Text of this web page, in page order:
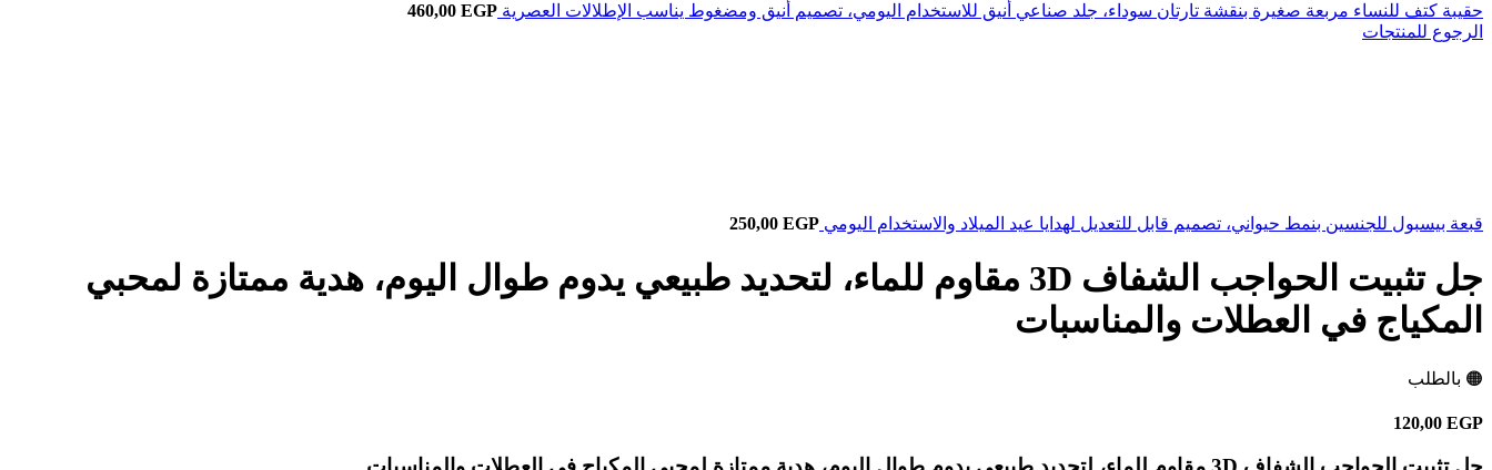
حقيبة كتف للنساء مربعة صغيرة بنقشة تارتان سوداء، جلد صناعي أنيق للاستخدام اليومي، تصميم أنيق ومضغوط يناسب الإطلالات العصرية 460,00 EGP
الرجوع للمنتجات
قبعة بيسبول للجنسين بنمط حيواني، تصميم قابل للتعديل لهدايا عيد الميلاد والاستخدام اليومي 250,00 EGP
جل تثبيت الحواجب الشفاف 3D مقاوم للماء، لتحديد طبيعي يدوم طوال اليوم، هدية ممتازة لمحبي
المكياج في العطلات والمناسبات
🟠 بالطلب
120,00 EGP